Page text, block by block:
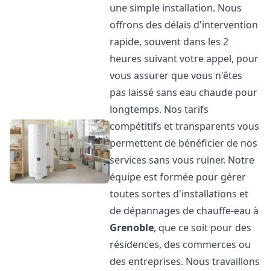
une simple installation. Nous
offrons des délais d'intervention
rapide, souvent dans les 2
heures suivant votre appel, pour
vous assurer que vous n'êtes
pas laissé sans eau chaude pour
longtemps. Nos tarifs
compétitifs et transparents vous
permettent de bénéficier de nos
services sans vous ruiner. Notre
équipe est formée pour gérer
toutes sortes d'installations et
de dépannages de chauffe-eau à
Grenoble, que ce soit pour des
résidences, des commerces ou
des entreprises. Nous travaillons